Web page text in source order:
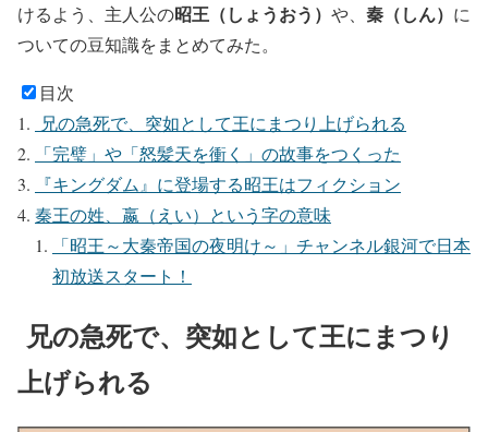
けるよう、主人公の昭王（しょうおう） や、 秦（しん） に
ついての豆知識をまとめてみた。
目次
兄の急死で、突如として王にまつり上げられる
「完璧」や「怒髪天を衝く」の故事をつくった
『キングダム』に登場する昭王はフィクション
秦王の姓、嬴（えい）という字の意味
「昭王～大秦帝国の夜明け～」チャンネル銀河で日本
初放送スタート！
兄の急死で、突如として王にまつり
上げられる